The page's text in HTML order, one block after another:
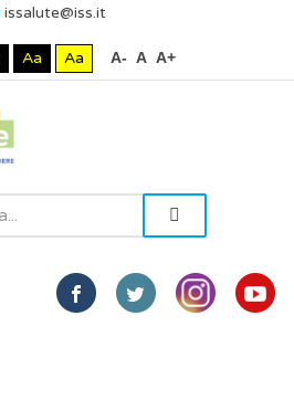
issalute@iss.it
Aa Aa A- A A+